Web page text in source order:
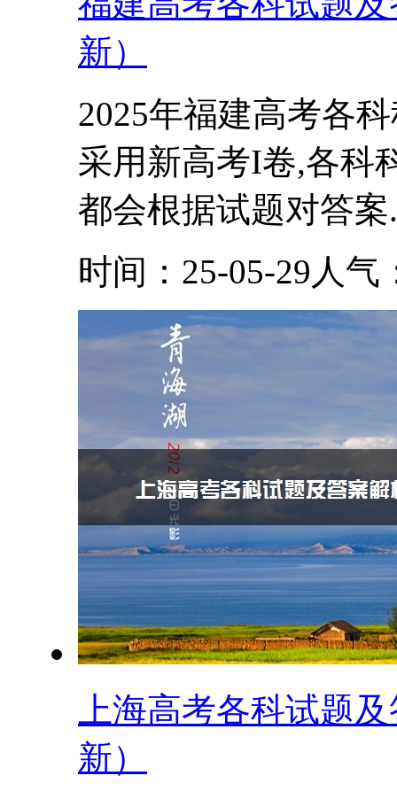
新）
2025年福建高考各
采用新高考I卷,各科
都会根据试题对答案
时间：25-05-29 人气
上海高考各科试题
新）